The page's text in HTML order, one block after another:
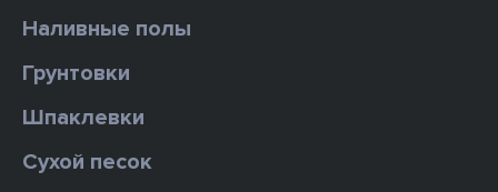
Наливные полы
Грунтовки
Шпаклевки
Сухой песок